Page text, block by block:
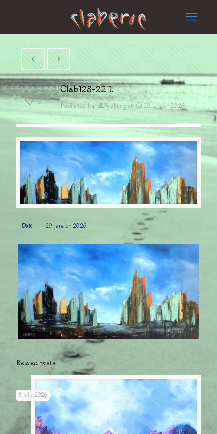
0
Clab128-2211.
Published by claberic at 29 janvier 2026
Date 29 janvier 2026
Related posts
8 juin 2026